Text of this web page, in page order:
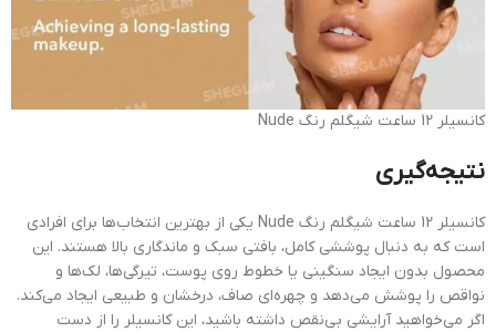
کانسیلر 12 ساعت شیگلم رنگ Nude
نتیجه‌گیری
کانسیلر 12 ساعت شیگلم رنگ Nude یکی از بهترین انتخاب‌ها برای افرادی
است که به دنبال پوششی کامل، بافتی سبک و ماندگاری بالا هستند. این
محصول بدون ایجاد سنگینی یا خطوط روی پوست، تیرگی‌ها، لک‌ها و
نواقص را پوشش می‌دهد و چهره‌ای صاف، درخشان و طبیعی ایجاد می‌کند.
اگر می‌خواهید آرایشی بی‌نقص داشته باشید، این کانسیلر را از دست